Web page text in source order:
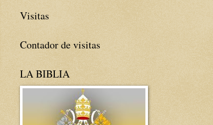
Visitas
Contador de visitas
LA BIBLIA